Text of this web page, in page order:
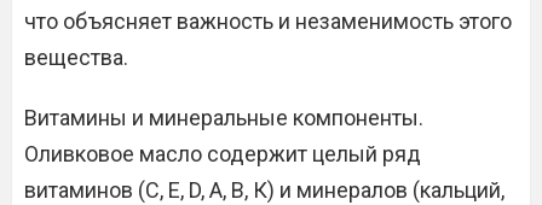
что объясняет важность и незаменимость этого
вещества.
Витамины и минеральные компоненты.
Оливковое масло содержит целый ряд
витаминов (С, Е, D, А, В, К) и минералов (кальций,